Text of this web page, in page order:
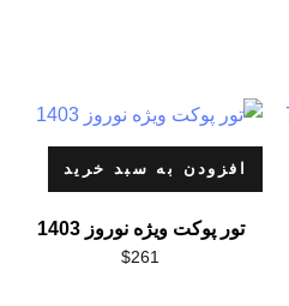
افزودن به سبد خرید
تور پوکت ویژه نوروز 1403
$261